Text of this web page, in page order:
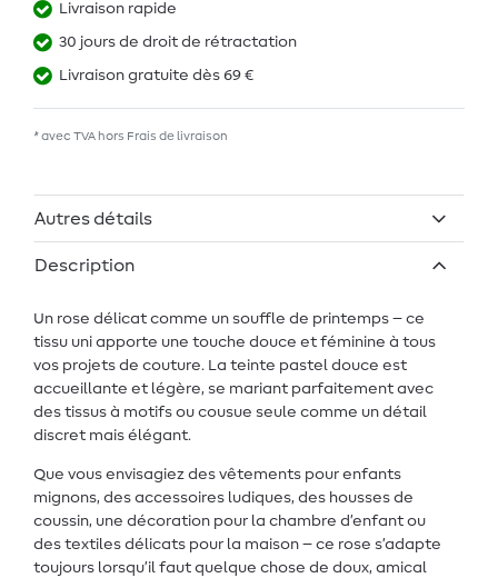
Livraison rapide
30 jours de droit de rétractation
Livraison gratuite dès 69 €
* avec TVA hors Frais de livraison
Autres détails
Description
Un rose délicat comme un souffle de printemps – ce
tissu uni apporte une touche douce et féminine à tous
vos projets de couture. La teinte pastel douce est
accueillante et légère, se mariant parfaitement avec
des tissus à motifs ou cousue seule comme un détail
discret mais élégant.
Que vous envisagiez des vêtements pour enfants
mignons, des accessoires ludiques, des housses de
coussin, une décoration pour la chambre d’enfant ou
des textiles délicats pour la maison – ce rose s’adapte
toujours lorsqu’il faut quelque chose de doux, amical